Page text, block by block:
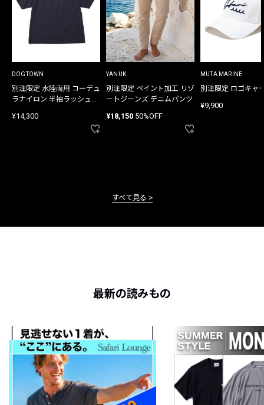
DOGTOWN
別注限定 水陸両用 コーデュ
ラナイロン 半袖ラッシュガ
¥14,300
YANUK
別注限定 ペイント加工 リゾ
ートジーンズ デニムパンツ
¥18,150 50%OFF
MUTA MARINE
別注限定 ロゴキャ
¥9,900
すべて見る
最新の読みもの